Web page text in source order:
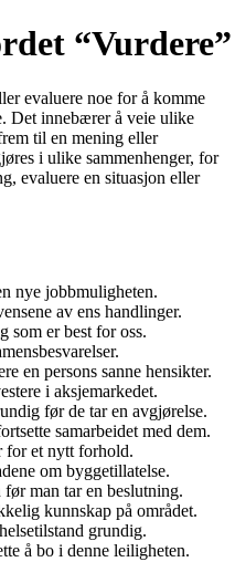
“Vurdere”
evaluere noe for å komme
Det innebærer å veie ulike
til en mening eller
i ulike sammenhenger, for
evaluere en situasjon eller
nye jobbmuligheten.
av ens handlinger.
som er best for oss.
en persons sanne hensikter.
i aksjemarkedet.
før de tar en avgjørelse.
samarbeidet med dem.
for et nytt forhold.
om byggetillatelse.
man tar en beslutning.
kunnskap på området.
grundig.
å bo i denne leiligheten.